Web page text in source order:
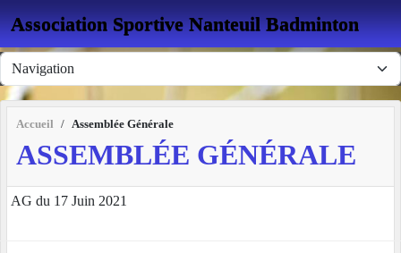
Association Sportive Nanteuil Badminton
Accueil Assemblée Générale
ASSEMBLÉE GÉNÉRALE
AG du 17 Juin 2021